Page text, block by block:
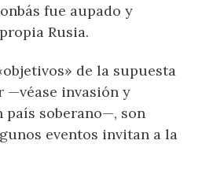
fue aupado y
Rusia.
de la supuesta
invasión y
país soberano—, son
eventos invitan a la